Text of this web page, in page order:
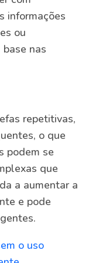
informações
ou
nas
repetitivas,
o que
podem se
que
a aumentar a
e pode